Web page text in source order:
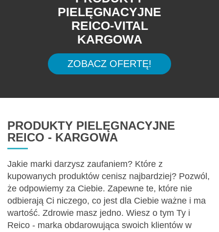
PIELĘGNACYJNE
REICO-VITAL
KARGOWA
ZOBACZ OFERTĘ!
PRODUKTY PIELĘGNACYJNE
REICO - KARGOWA
Jakie marki darzysz zaufaniem? Które z
kupowanych produktów cenisz najbardziej? Pozwól,
że odpowiemy za Ciebie. Zapewne te, które nie
odbierają Ci niczego, co jest dla Ciebie ważne i ma
wartość. Zdrowie masz jedno. Wiesz o tym Ty i
Reico - marka obdarowująca swoich klientów w